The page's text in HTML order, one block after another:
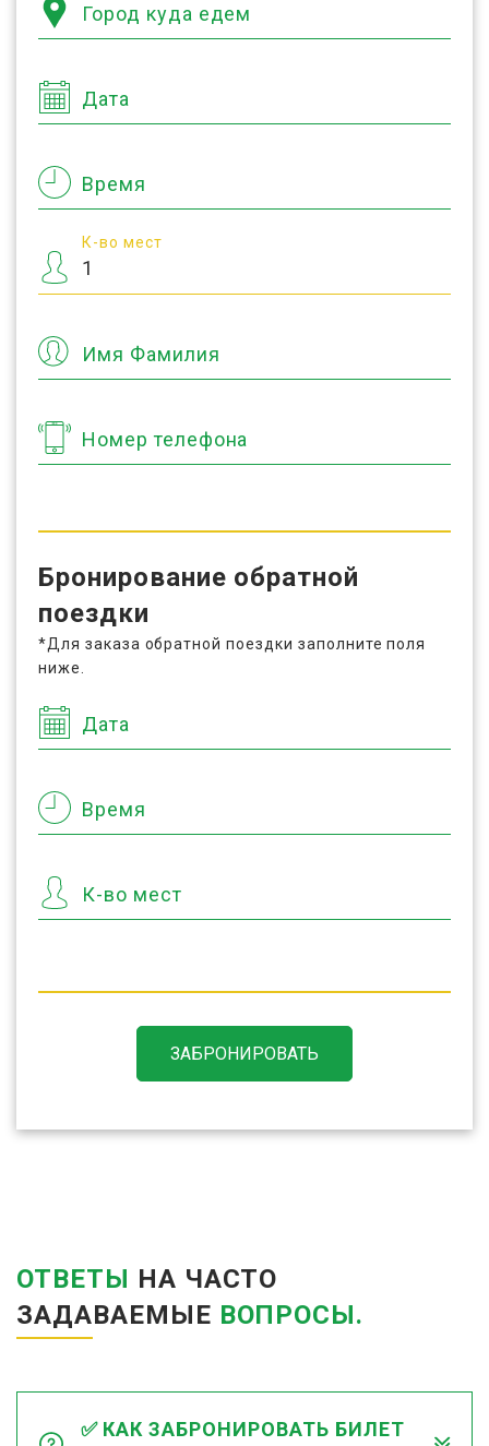
Город куда едем
Дата
Время
К-во мест
Имя Фамилия
Номер телефона
Бронирование обратной
поездки
*Для заказа обратной поездки заполните поля
ниже.
Дата
Время
К-во мест
ЗАБРОНИРОВАТЬ
ОТВЕТЫ НА ЧАСТО
ЗАДАВАЕМЫЕ ВОПРОСЫ.
✅ КАК ЗАБРОНИРОВАТЬ БИЛЕТ